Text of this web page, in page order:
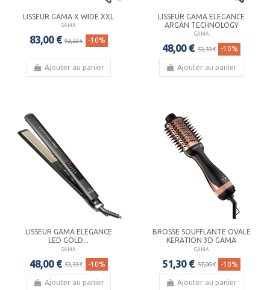
LISSEUR GAMA X WIDE XXL
GAMA
83,00 € 92,22 € -10%
Ajouter au panier
LISSEUR GAMA ELEGANCE
ARGAN TECHNOLOGY
GAMA
48,00 € 53,33 € -10%
Ajouter au panier
LISSEUR GAMA ELEGANCE
LED GOLD...
GAMA
48,00 € 53,33 € -10%
Ajouter au panier
BROSSE SOUFFLANTE OVALE
KERATION 3D GAMA
GAMA
51,30 € 57,00 € -10%
Ajouter au panier